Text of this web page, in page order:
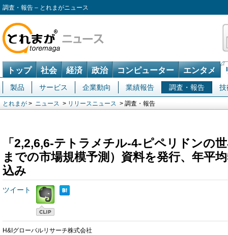
調査・報告 – とれまがニュース
トップ 社会 経済 政治 コンピューター エンタメ
製品 サービス 企業動向 業績報告 調査・報告 技
とれまが > ニュース > リリースニュース > 調査・報告
「2,2,6,6-テトラメチル-4-ピペリドンの
までの市場規模予測）資料を発行、年平
込み
ツイート
H&Iグローバルリサーチ株式会社